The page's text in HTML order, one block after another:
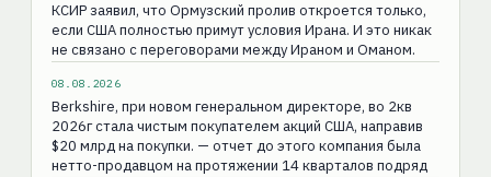
КСИР заявил, что Ормузский пролив откроется только,
если США полностью примут условия Ирана. И это никак
не связано с переговорами между Ираном и Оманом.
08.08.2026
Berkshire, при новом генеральном директоре, во 2кв
2026г стала чистым покупателем акций США, направив
$20 млрд на покупки. — отчет до этого компания была
нетто-продавцом на протяжении 14 кварталов подряд